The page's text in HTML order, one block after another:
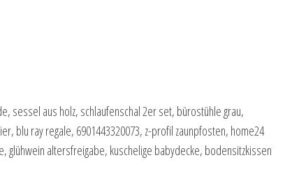
sessel aus holz, schlaufenschal 2er set, bürostühle grau,
blu ray regale, 6901443320073, z-profil zaunpfosten, home24
altersfreigabe, kuschelige babydecke, bodensitzkissen